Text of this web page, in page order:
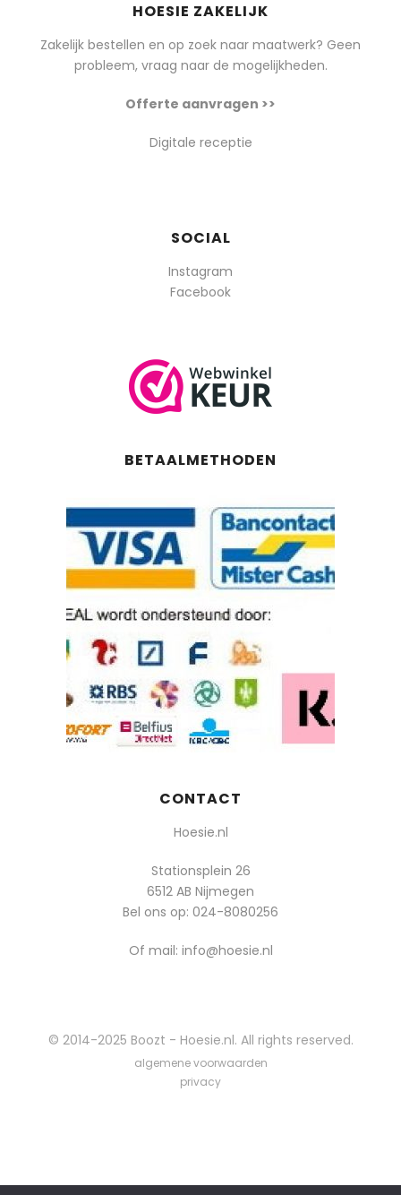
HOESIE ZAKELIJK
Zakelijk bestellen en op zoek naar maatwerk? Geen
probleem, vraag naar de mogelijkheden.
Offerte aanvragen >>
Digitale receptie
SOCIAL
Instagram
Facebook
BETAALMETHODEN
CONTACT
Hoesie.nl
Stationsplein 26
6512 AB Nijmegen
Bel ons op: 024-8080256
Of mail: info@hoesie.nl
© 2014-2025 Boozt - Hoesie.nl. All rights reserved.
algemene voorwaarden
privacy